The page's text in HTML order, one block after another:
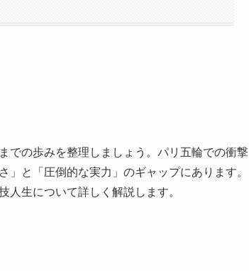
での歩みを整理しましょう。パリ五輪での衝撃
と「圧倒的な実力」のギャップにあります。
人生について詳しく解説します。